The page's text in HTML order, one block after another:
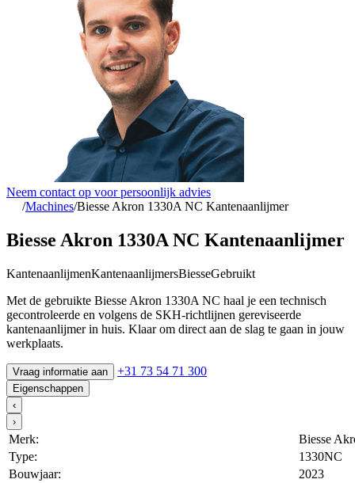
Neem contact op voor persoonlijk advies
/Machines/Biesse Akron 1330A NC Kantenaanlijmer
Biesse Akron 1330A NC Kantenaanlijmer
KantenaanlijmenKantenaanlijmersBiesseGebruikt
Met de gebruikte Biesse Akron 1330A NC haal je een technisch
gecontroleerde en volgens de SKH-richtlijnen gereviseerde
kantenaanlijmer in huis. Klaar om direct aan de slag te gaan in jouw
werkplaats.
Vraag informatie aan +31 73 54 71 300
Eigenschappen
‹
›
Merk:
Biesse
Type:
1330NC
Bouwjaar:
2023